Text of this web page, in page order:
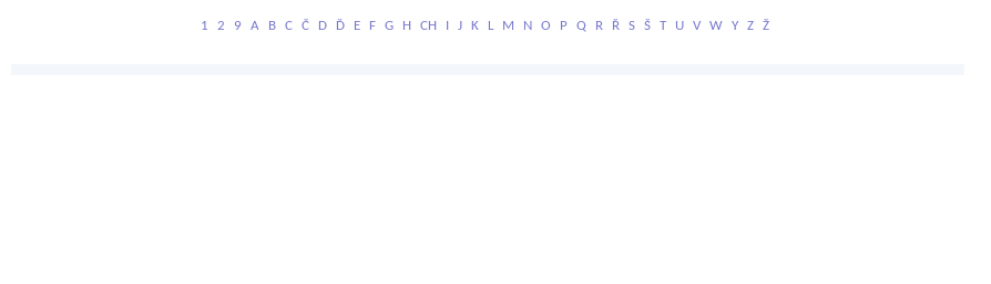
1 2 9 A B C Č D Ď E F G H CH I J K L M N O P Q R Ř S Š T U V W Y Z Ž